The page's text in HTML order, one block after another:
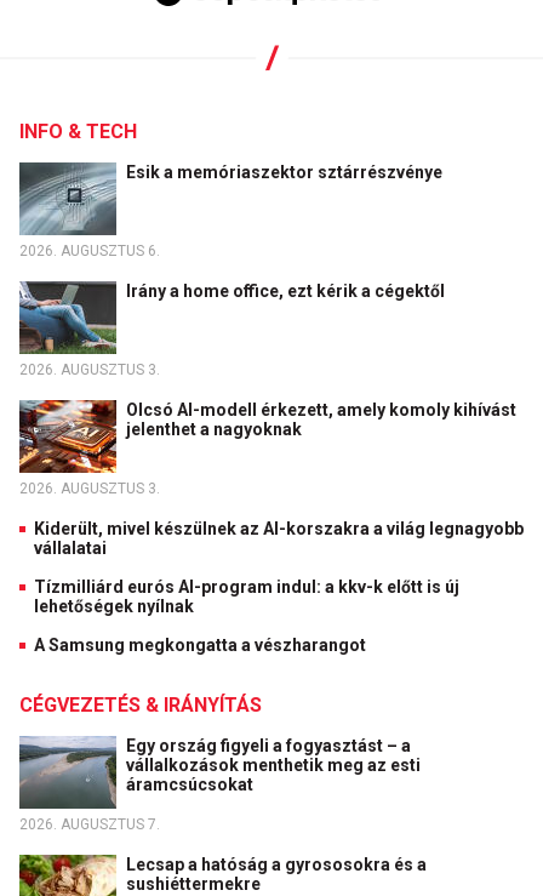
INFO & TECH
Esik a memóriaszektor sztárrészvénye
2026. AUGUSZTUS 6.
Irány a home office, ezt kérik a cégektől
2026. AUGUSZTUS 3.
Olcsó AI-modell érkezett, amely komoly kihívást
jelenthet a nagyoknak
2026. AUGUSZTUS 3.
Kiderült, mivel készülnek az AI-korszakra a világ legnagyobb
vállalatai
Tízmilliárd eurós AI-program indul: a kkv-k előtt is új
lehetőségek nyílnak
A Samsung megkongatta a vészharangot
CÉGVEZETÉS & IRÁNYÍTÁS
Egy ország figyeli a fogyasztást – a
vállalkozások menthetik meg az esti
áramcsúcsokat
2026. AUGUSZTUS 7.
Lecsap a hatóság a gyrososokra és a
sushiéttermekre